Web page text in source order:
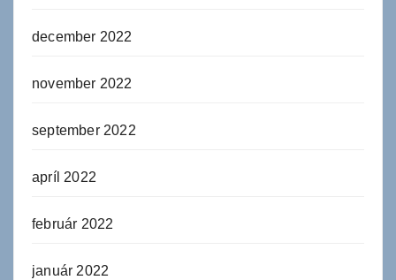
december 2022
november 2022
september 2022
apríl 2022
február 2022
január 2022